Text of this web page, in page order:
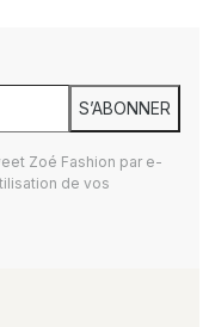
S’ABONNER
Zoé Fashion par e-
de vos